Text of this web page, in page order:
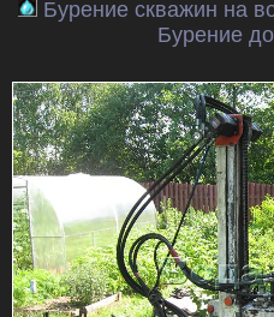
Бурение скважин на
Бурение